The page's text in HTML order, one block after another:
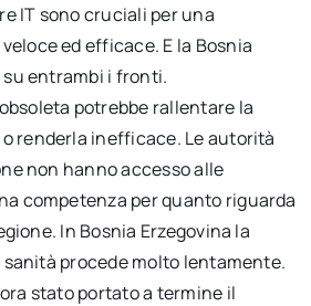
IT sono cruciali per una
ed efficace. E la Bosnia
entrambi i fronti.
potrebbe rallentare la
renderla inefficace. Le autorità
non hanno accesso alle
competenza per quanto riguarda
In Bosnia Erzegovina la
procede molto lentamente.
stato portato a termine il